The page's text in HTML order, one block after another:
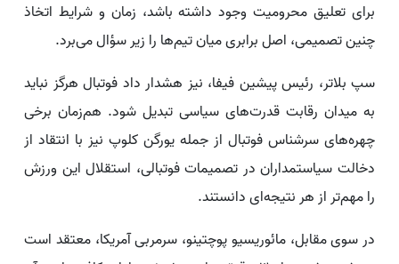
برای تعلیق محرومیت وجود داشته باشد، زمان و شرایط اتخاذ
چنین تصمیمی، اصل برابری میان تیم‌ها را زیر سؤال می‌برد.
سپ بلاتر، رئیس پیشین فیفا، نیز هشدار داد فوتبال هرگز نباید
به میدان رقابت قدرت‌های سیاسی تبدیل شود. هم‌زمان برخی
چهره‌های سرشناس فوتبال از جمله یورگن کلوپ نیز با انتقاد از
دخالت سیاستمداران در تصمیمات فوتبالی، استقلال این ورزش
را مهم‌تر از هر نتیجه‌ای دانستند.
در سوی مقابل، مائوریسیو پوچتینو، سرمربی آمریکا، معتقد است